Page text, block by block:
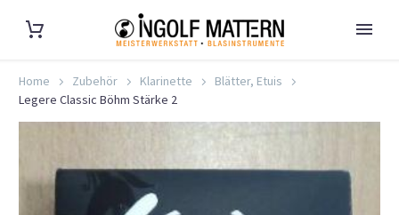
Home Zubehör Klarinette
Blätter, Etuis
Legere Classic Böhm Stärke 2